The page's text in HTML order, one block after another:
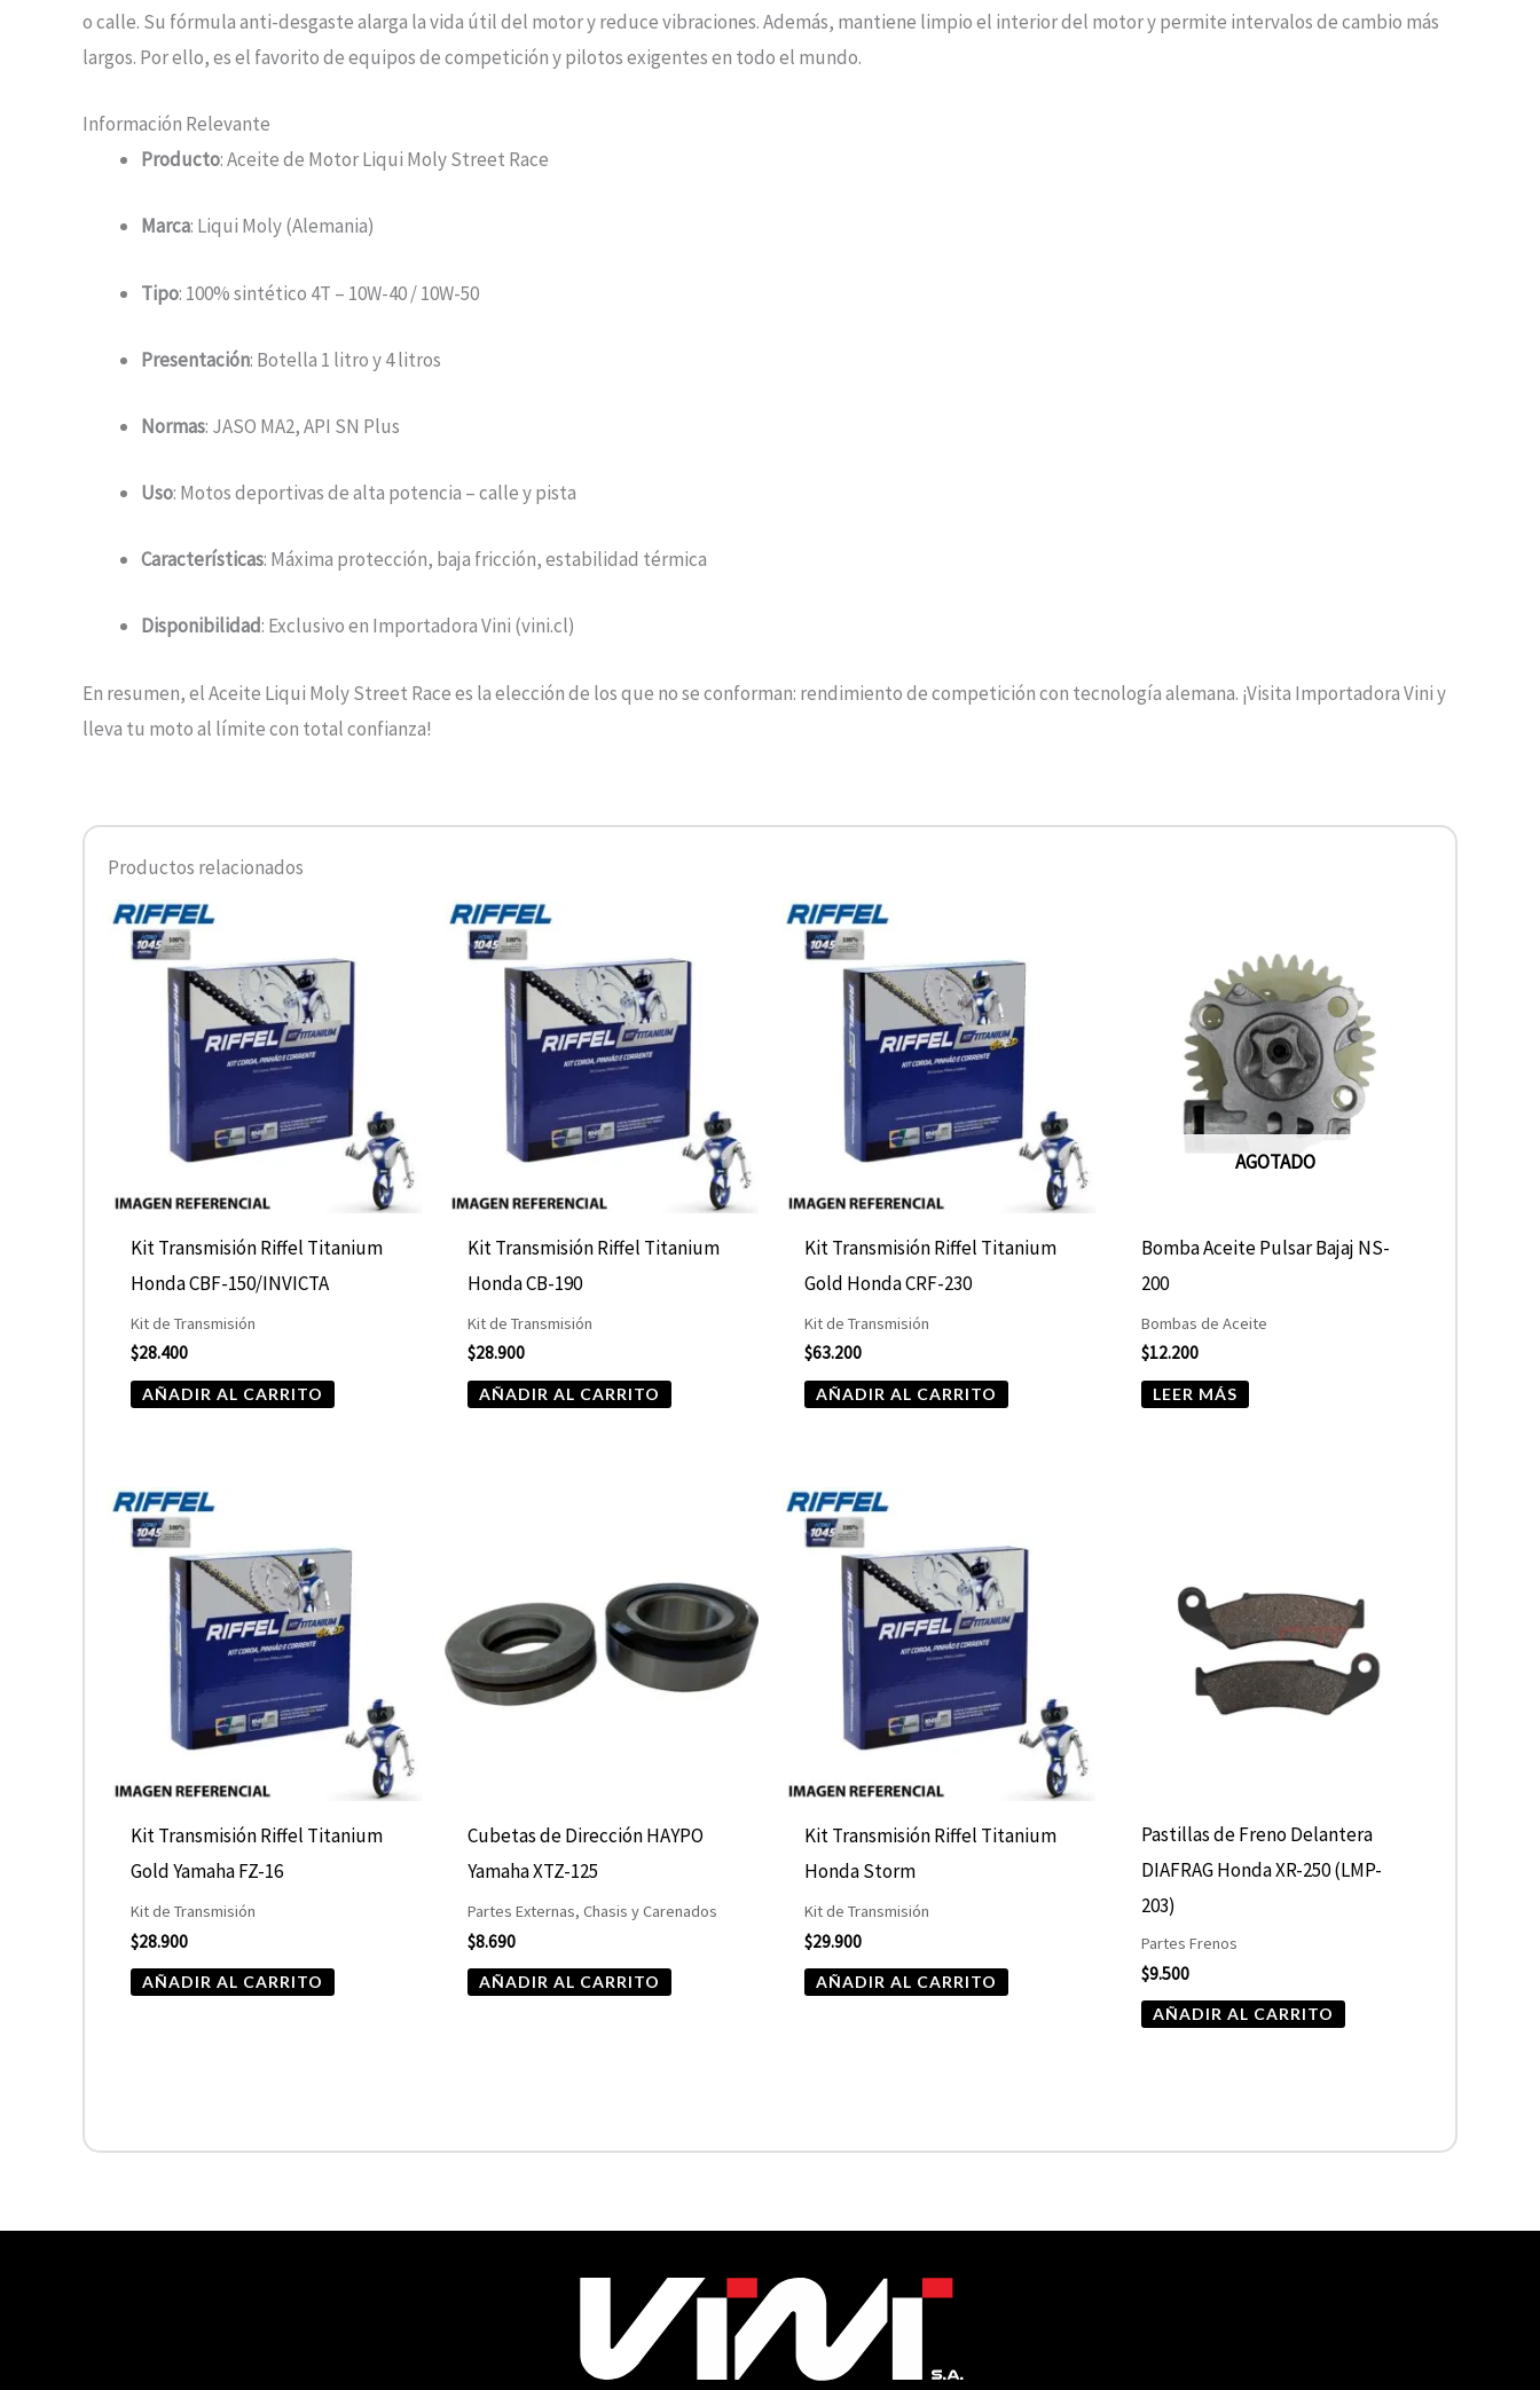
o calle. Su fórmula anti-desgaste alarga la vida útil del motor y reduce vibraciones. Además, mantiene limpio el interior del motor y permite intervalos de cambio más
largos. Por ello, es el favorito de equipos de competición y pilotos exigentes en todo el mundo.
Información Relevante
Producto: Aceite de Motor Liqui Moly Street Race
Marca: Liqui Moly (Alemania)
Tipo: 100% sintético 4T – 10W-40 / 10W-50
Presentación: Botella 1 litro y 4 litros
Normas: JASO MA2, API SN Plus
Uso: Motos deportivas de alta potencia – calle y pista
Características: Máxima protección, baja fricción, estabilidad térmica
Disponibilidad: Exclusivo en Importadora Vini (vini.cl)
En resumen, el Aceite Liqui Moly Street Race es la elección de los que no se conforman: rendimiento de competición con tecnología alemana. ¡Visita Importadora Vini y
lleva tu moto al límite con total confianza!
Productos relacionados
Kit Transmisión Riffel Titanium
Honda CBF-150/INVICTA
Kit de Transmisión
$28.400
AÑADIR AL CARRITO
Kit Transmisión Riffel Titanium
Honda CB-190
Kit de Transmisión
$28.900
AÑADIR AL CARRITO
Kit Transmisión Riffel Titanium
Gold Honda CRF-230
Kit de Transmisión
$63.200
AÑADIR AL CARRITO
AGOTADO
Bomba Aceite Pulsar Bajaj NS-
200
Bombas de Aceite
$12.200
LEER MÁS
Kit Transmisión Riffel Titanium
Gold Yamaha FZ-16
Kit de Transmisión
$28.900
AÑADIR AL CARRITO
Cubetas de Dirección HAYPO
Yamaha XTZ-125
Partes Externas, Chasis y Carenados
$8.690
AÑADIR AL CARRITO
Kit Transmisión Riffel Titanium
Honda Storm
Kit de Transmisión
$29.900
AÑADIR AL CARRITO
Pastillas de Freno Delantera
DIAFRAG Honda XR-250 (LMP-
203)
Partes Frenos
$9.500
AÑADIR AL CARRITO